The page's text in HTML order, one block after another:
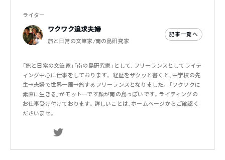
ライター
ワクワク追求夫婦
旅と日常の文筆家/南の島研究家
記事一覧へ
「旅と日常の文筆家」「南の島研究家」として、フリーランスとしてライテ
ィング中心に仕事をしております。 経歴をザクッと書くと、中学校の先
生→夫婦で世界一周→旅するフリーランスとなりました。 「ワクワクに
素直に生きる」がモットーです顔が南の島っぽいです。ライティングの
お仕事受け付けております。詳しいことは、ホームページからご確認く
ださいませ。